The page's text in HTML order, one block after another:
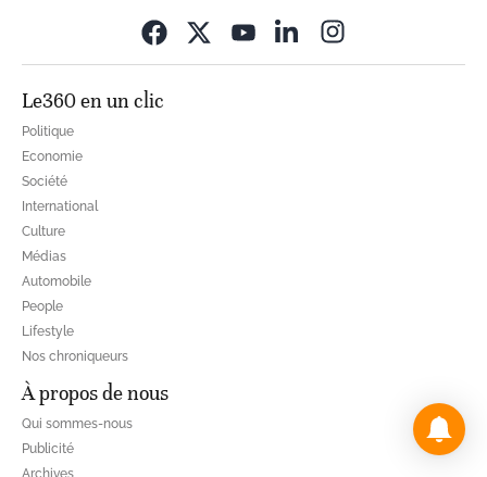
Le360 en un clic
Politique
Economie
Société
International
Culture
Médias
Automobile
People
Lifestyle
Nos chroniqueurs
À propos de nous
Qui sommes-nous
Publicité
Archives